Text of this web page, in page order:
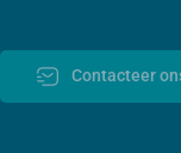
Contacteer